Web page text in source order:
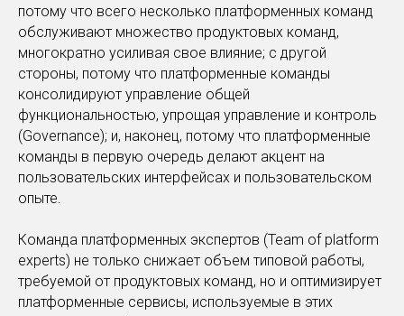
потому что всего несколько платформенных команд
обслуживают множество продуктовых команд,
многократно усиливая свое влияние; с другой
стороны, потому что платформенные команды
консолидируют управление общей
функциональностью, упрощая управление и контроль
(Governance); и, наконец, потому что платформенные
команды в первую очередь делают акцент на
пользовательских интерфейсах и пользовательском
опыте.
Команда платформенных экспертов (Team of platform
experts) не только снижает объем типовой работы,
требуемой от продуктовых команд, но и оптимизирует
платформенные сервисы, используемые в этих